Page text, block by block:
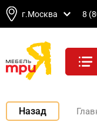
г.Москва 8
Назад